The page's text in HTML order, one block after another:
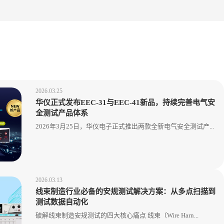
2026.03.25
华仪正式发布EEC-31与EEC-41新品，持续完善电气安
全测试产品体系
2026年3月25日，华仪电子正式推出两款全新电气安全测试产...
2026.03.13
线束制造行业必备的安规测试解决方案：从多点扫描到
测试数据自动化
破解线束制造安规测试的四大核心痛点 线束（Wire Harn...